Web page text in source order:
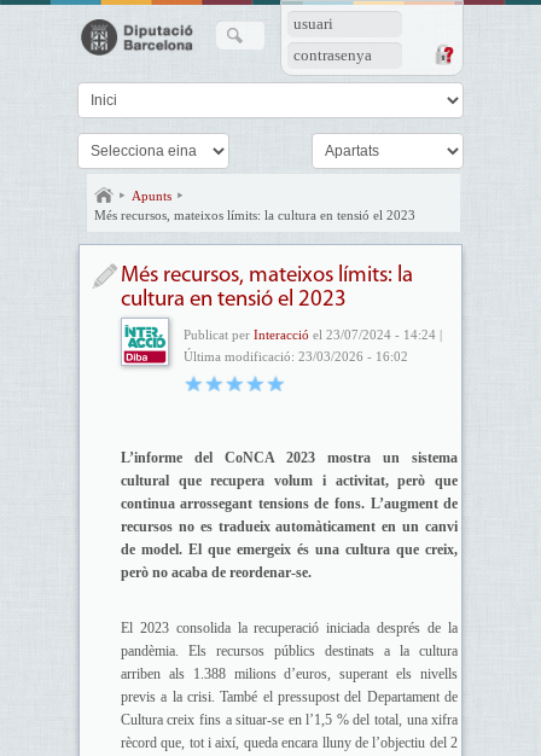
usuari
contrasenya
Apunts
Més recursos, mateixos límits: la cultura en tensió el 2023
Més recursos, mateixos límits: la
cultura en tensió el 2023
Publicat per Interacció el 23/07/2024 - 14:24 |
Última modificació: 23/03/2026 - 16:02
L’informe del CoNCA 2023 mostra un sistema
cultural que recupera volum i activitat, però que
continua arrossegant tensions de fons. L’augment de
recursos no es tradueix automàticament en un canvi
de model. El que emergeix és una cultura que creix,
però no acaba de reordenar-se.
El 2023 consolida la recuperació iniciada després de la
pandèmia. Els recursos públics destinats a la cultura
arriben als 1.388 milions d’euros, superant els nivells
previs a la crisi. També el pressupost del Departament de
Cultura creix fins a situar-se en l’1,5 % del total, una xifra
rècord que, tot i així, queda encara lluny de l’objectiu del 2